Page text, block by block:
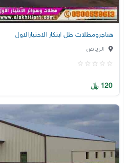
هناجرومظلات ظل ابتكار الاختيارالاول
الرياض
120 ﷼